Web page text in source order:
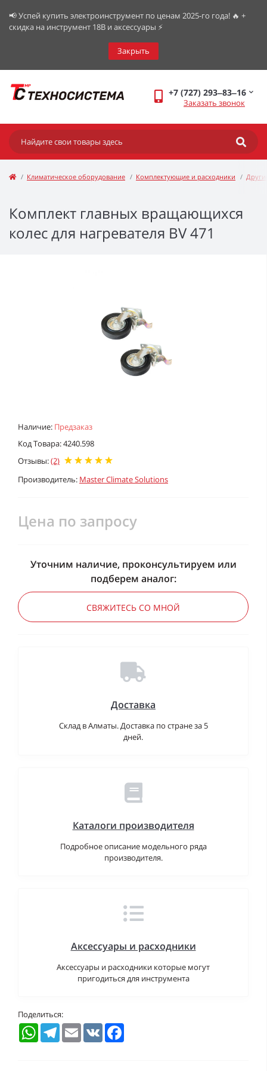
📢 Успей купить электроинструмент по ценам 2025-го года! 🔥 +
скидка на инструмент 18В и аксессуары ⚡️
Закрыть
+7 (727) 293‒83‒16
Заказать звонок
Климатическое оборудование Комплектующие и расходники
Комплект главных вращающихся
колес для нагревателя BV 471
Наличие: Предзаказ
Код Товара: 4240.598
Отзывы:(2)
Производитель: Master Climate Solutions
Цена по запросу
Уточним наличие, проконсультируем или
подберем аналог:
СВЯЖИТЕСЬ СО МНОЙ
Доставка
Склад в Алматы. Доставка по стране за 5
дней.
Каталоги производителя
Подробное описание модельного ряда
производителя.
Аксессуары и расходники
Аксессуары и расходники которые могут
пригодиться для инструмента
Поделиться:
WhatsAppTelegramEmail VK